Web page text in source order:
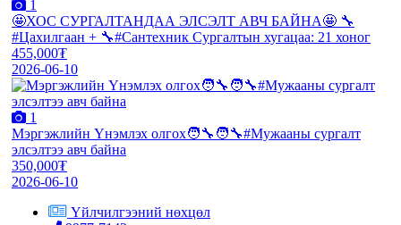
1
🤩ХОС СУРГАЛТАНДАА ЭЛСЭЛТ АВЧ БАЙНА🤩 🔧
#Цахилгаан + 🔧#Сантехник Сургалтын хугацаа: 21 хоног
455,000₮
2026-06-10
1
Мэргэжлийн Үнэмлэх олгох🧑‍🔧🧑‍🔧#Мужааны сургалт
элсэлтээ авч байна
350,000₮
2026-06-10
Үйлчилгээний нөхцөл